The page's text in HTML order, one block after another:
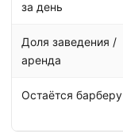
за день
Доля заведения /
аренда
Остаётся барберу